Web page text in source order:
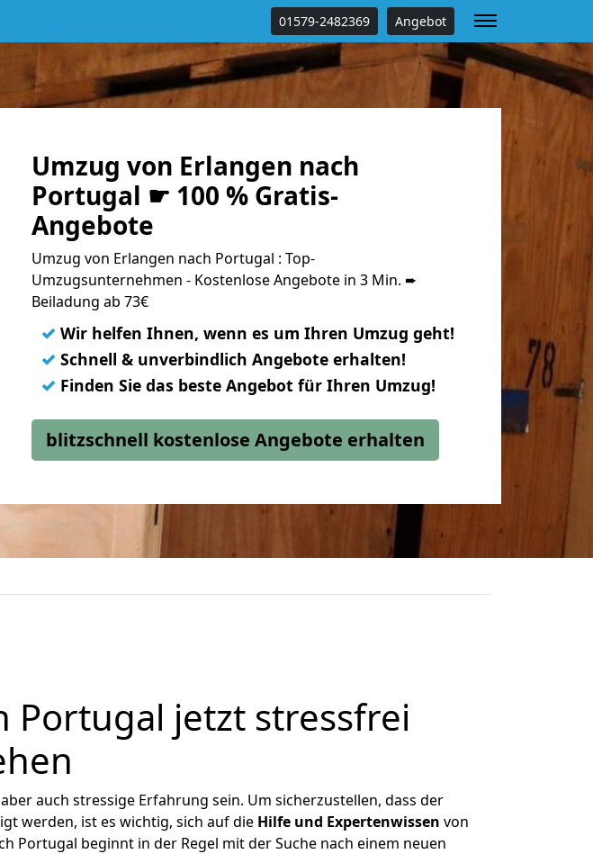
01579-2482369 Angebot
Umzug von Erlangen nach
Portugal ☛ 100 % Gratis-
Angebote
Umzug von Erlangen nach Portugal : Top-
Umzugsunternehmen - Kostenlose Angebote in 3 Min. ➨
Beiladung ab 73€
✓ Wir helfen Ihnen, wenn es um Ihren Umzug geht!
✓ Schnell & unverbindlich Angebote erhalten!
✓ Finden Sie das beste Angebot für Ihren Umzug!
blitzschnell kostenlose Angebote erhalten
Portugal jetzt stressfrei
auch stressige Erfahrung sein. Um sicherzustellen, dass der
werden, ist es wichtig, sich auf die Hilfe und Expertenwissen von
Portugal beginnt in der Regel mit der Suche nach einem neuen